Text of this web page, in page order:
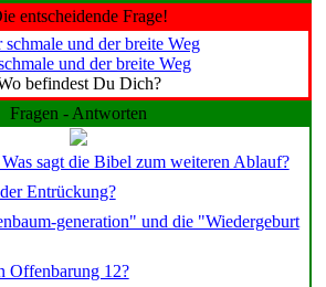
entscheidende Frage!
und der breite Weg
befindest Du Dich?
Fragen - Antworten
sagt die Bibel zum weiteren Ablauf?
Entrückung?
generation" und die "Wiedergeburt
Offenbarung 12?